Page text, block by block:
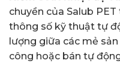
chuyền của Salub
thông số kỹ thuật tự
lượng giữa các mẻ
công hoặc bán tự